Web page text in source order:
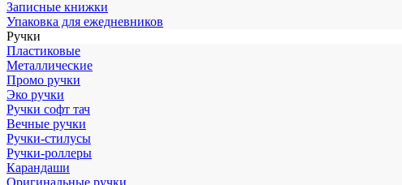
Записные книжки
Упаковка для ежедневников
Ручки
Пластиковые
Металлические
Промо ручки
Эко ручки
Ручки софт тач
Вечные ручки
Ручки-стилусы
Ручки-роллеры
Карандаши
Оригинальные ручки